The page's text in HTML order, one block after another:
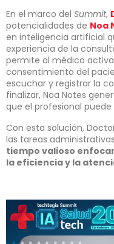
En el marco del Summit,
potencialidades de Noa
en inteligencia artificial
experiencia de la
permite al médico
consentimiento del
escuchar y registrar la
finalizar, Noa Notes
que el profesional puede
Con esta solución,
las tareas
tiempo valioso
la eficiencia y la